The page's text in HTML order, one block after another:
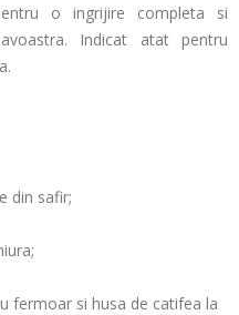
o ingrijire completa si
Indicat atat pentru
din safir;
fermoar si husa de catifea la